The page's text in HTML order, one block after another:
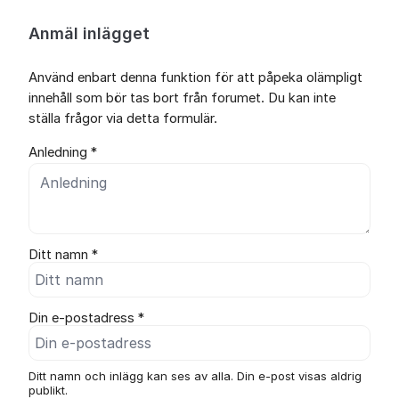
Anmäl inlägget
Använd enbart denna funktion för att påpeka olämpligt
innehåll som bör tas bort från forumet. Du kan inte
ställa frågor via detta formulär.
Anledning *
Ditt namn *
Din e-postadress *
Ditt namn och inlägg kan ses av alla. Din e-post visas aldrig
publikt.